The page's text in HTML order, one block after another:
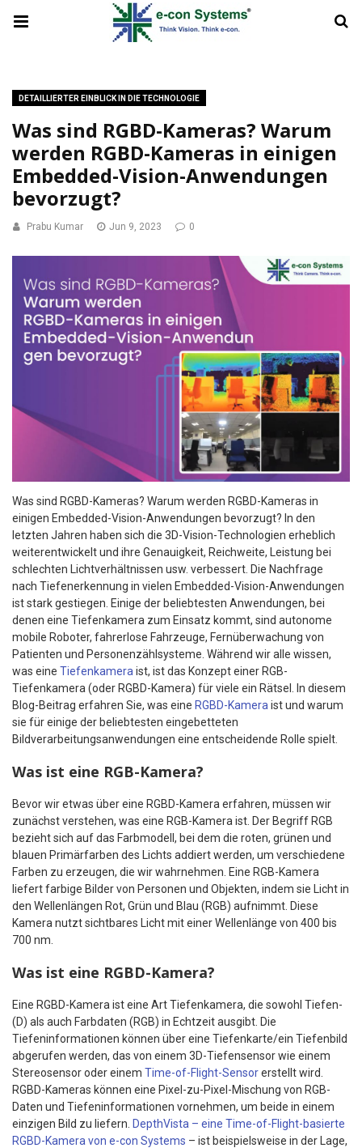
DETAILLIERTER EINBLICK IN DIE TECHNOLOGIE
Was sind RGBD-Kameras? Warum
werden RGBD-Kameras in einigen
Embedded-Vision-Anwendungen
bevorzugt?
Prabu Kumar Jun 9, 2023 0
Was sind RGBD-Kameras? Warum werden RGBD-Kameras in
einigen Embedded-Vision-Anwendungen bevorzugt? In den
letzten Jahren haben sich die 3D-Vision-Technologien erheblich
weiterentwickelt und ihre Genauigkeit, Reichweite, Leistung bei
schlechten Lichtverhältnissen usw. verbessert. Die Nachfrage
nach Tiefenerkennung in vielen Embedded-Vision-Anwendungen
ist stark gestiegen. Einige der beliebtesten Anwendungen, bei
denen eine Tiefenkamera zum Einsatz kommt, sind autonome
mobile Roboter, fahrerlose Fahrzeuge, Fernüberwachung von
Patienten und Personenzählsysteme. Während wir alle wissen,
was eine Tiefenkamera ist, ist das Konzept einer RGB-
Tiefenkamera (oder RGBD-Kamera) für viele ein Rätsel. In diesem
Blog-Beitrag erfahren Sie, was eine RGBD-Kamera ist und warum
sie für einige der beliebtesten eingebetteten
Bildverarbeitungsanwendungen eine entscheidende Rolle spielt.
Was ist eine RGB-Kamera?
Bevor wir etwas über eine RGBD-Kamera erfahren, müssen wir
zunächst verstehen, was eine RGB-Kamera ist. Der Begriff RGB
bezieht sich auf das Farbmodell, bei dem die roten, grünen und
blauen Primärfarben des Lichts addiert werden, um verschiedene
Farben zu erzeugen, die wir wahrnehmen. Eine RGB-Kamera
liefert farbige Bilder von Personen und Objekten, indem sie Licht in
den Wellenlängen Rot, Grün und Blau (RGB) aufnimmt. Diese
Kamera nutzt sichtbares Licht mit einer Wellenlänge von 400 bis
700 nm.
Was ist eine RGBD-Kamera?
Eine RGBD-Kamera ist eine Art Tiefenkamera, die sowohl Tiefen-
(D) als auch Farbdaten (RGB) in Echtzeit ausgibt. Die
Tiefeninformationen können über eine Tiefenkarte/ein Tiefenbild
abgerufen werden, das von einem 3D-Tiefensensor wie einem
Stereosensor oder einem Time-of-Flight-Sensorerstellt wird.
RGBD-Kameras können eine Pixel-zu-Pixel-Mischung von RGB-
Daten und Tiefeninformationen vornehmen, um beide in einem
einzigen Bild zu liefern. DepthVista – eine Time-of-Flight-basierte
RGBD-Kamera von e-con Systems – ist beispielsweise in der Lage,